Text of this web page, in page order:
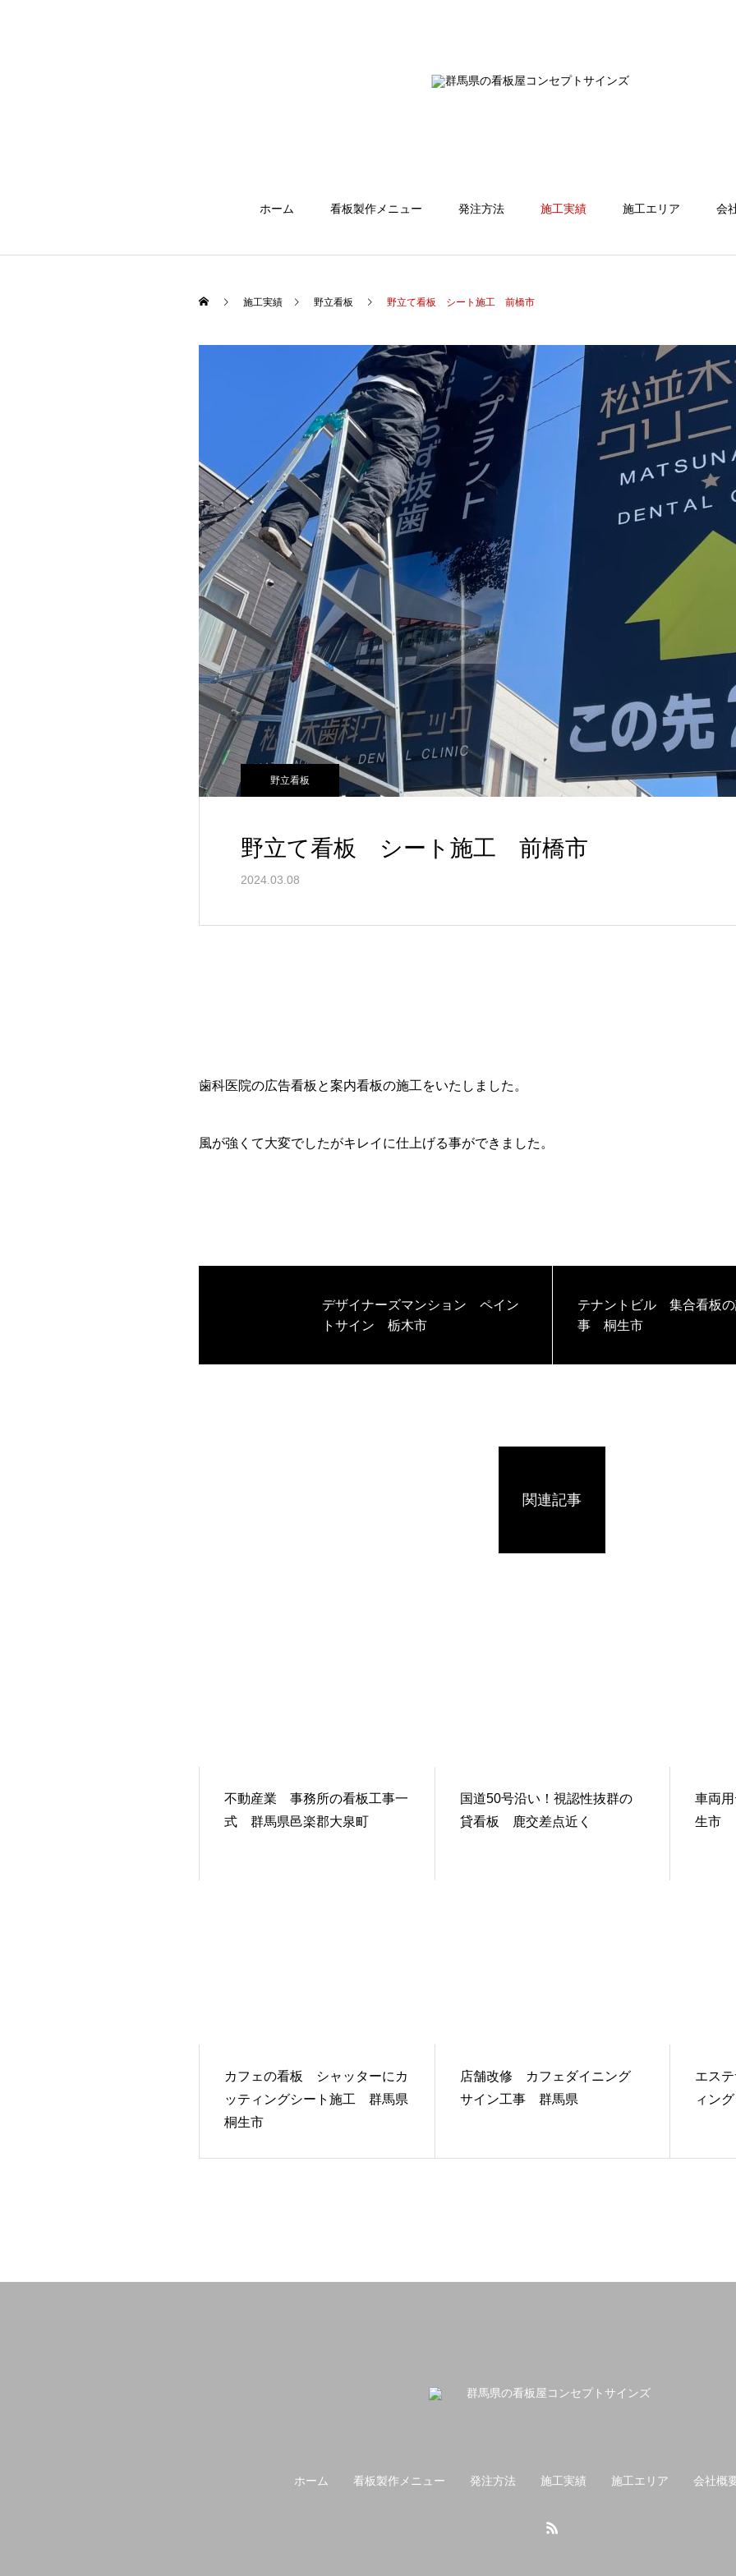
ホーム 看板製作メニュー 発注方法 施工実績 施工エリア 会
施工実績 野立看板 野立て看板 シート施工 前橋市
野立看板
野立て看板 シート施工 前橋市
2024.03.08
歯科医院の広告看板と案内看板の施工をいたしました。
風が強くて大変でしたがキレイに仕上げる事ができました。
デザイナーズマンション ペイン
トサイン 栃木市
テナントビル 集合看板
事 桐生市
関連記事
不動産業 事務所の看板工事一
式 群馬県邑楽郡大泉町
国道50号沿い！視認性抜群の
貸看板 鹿交差点近く
車両
生市
カフェの看板 シャッターにカ
ッティングシート施工 群馬県
桐生市
店舗改修 カフェダイニング
サイン工事 群馬県
エス
ィン
ホーム 看板製作メニュー 発注方法 施工実績 施工エリア 会社概